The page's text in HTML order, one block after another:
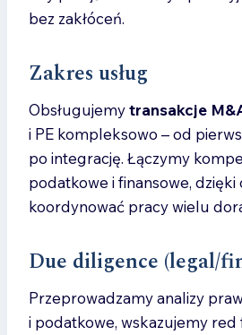
bez zakłóceń.
Zakres usług
Obsługujemytransakcje
i PE kompleksowo – od
po integrację. Łączymy
podatkowe i finansowe, dzięki
koordynować pracy wielu
Due diligence (legal/
Przeprowadzamy analizy
i podatkowe, wskazujemy red